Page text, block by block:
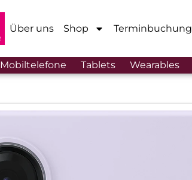
Über uns Shop Terminbuchung
Mobiltelefone Tablets Wearables